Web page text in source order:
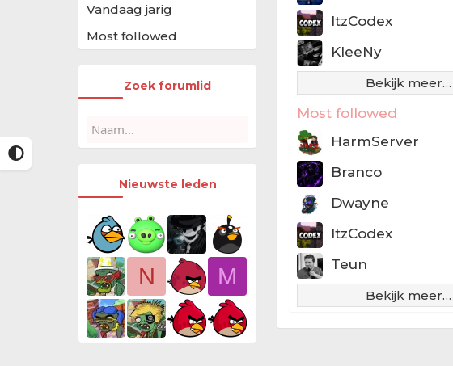
Vandaag jarig
Most followed
Zoek forumlid
Nieuwste leden
N M
ItzCodex
KleeNy
Bekijk meer…
Most followed
HarmServer
Branco
Dwayne
ItzCodex
Teun
Bekijk meer…